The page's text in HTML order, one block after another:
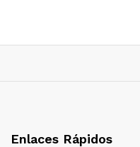
Enlaces Rápidos